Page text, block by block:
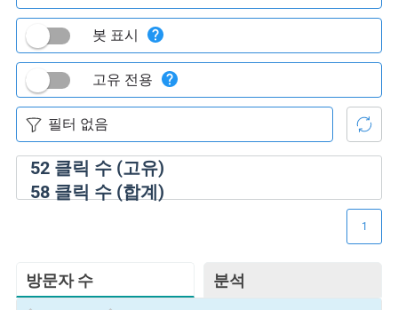
52클릭 수 (고유)
58클릭 수 (합계)
봇 표시
고유 전용
방문자 수 분석
1